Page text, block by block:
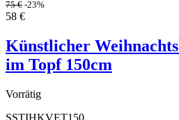
75€ -23%
58 €
Künstlicher
im Topf 150cm
Vorrätig